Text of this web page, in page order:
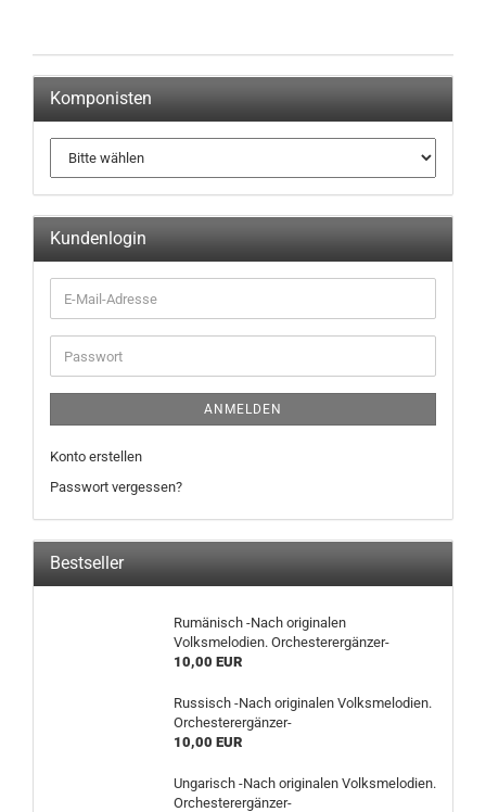
Komponisten
Kundenlogin
ANMELDEN
Konto erstellen
Passwort vergessen?
Bestseller
Rumänisch -Nach originalen
Volksmelodien. Orchesterergänzer-
10,00 EUR
Russisch -Nach originalen Volksmelodien.
Orchesterergänzer-
10,00 EUR
Ungarisch -Nach originalen Volksmelodien.
Orchesterergänzer-